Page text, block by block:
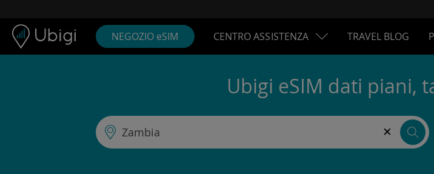
NEGOZIO eSIM CENTRO ASSISTENZA TRAVEL BLOG
Ubigi eSIM dati piani,
×